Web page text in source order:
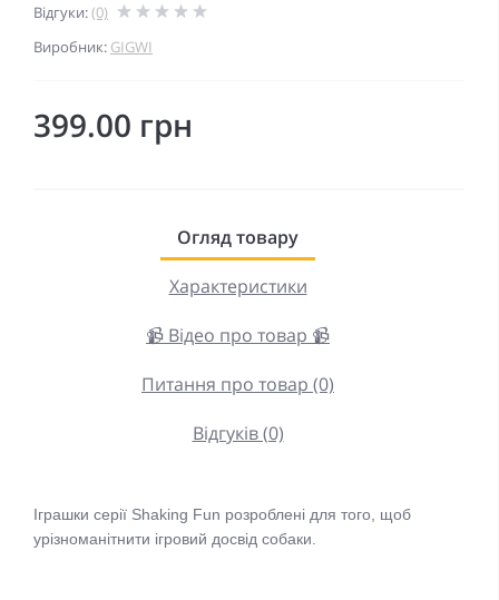
Відгуки:(0)
Виробник: GIGWI
399.00 грн
Огляд товару
Характеристики
📹 Відео про товар 📹
Питання про товар (0)
Відгуків (0)
Іграшки серії Shaking Fun розроблені для того, щоб
урізноманітнити ігровий досвід собаки.